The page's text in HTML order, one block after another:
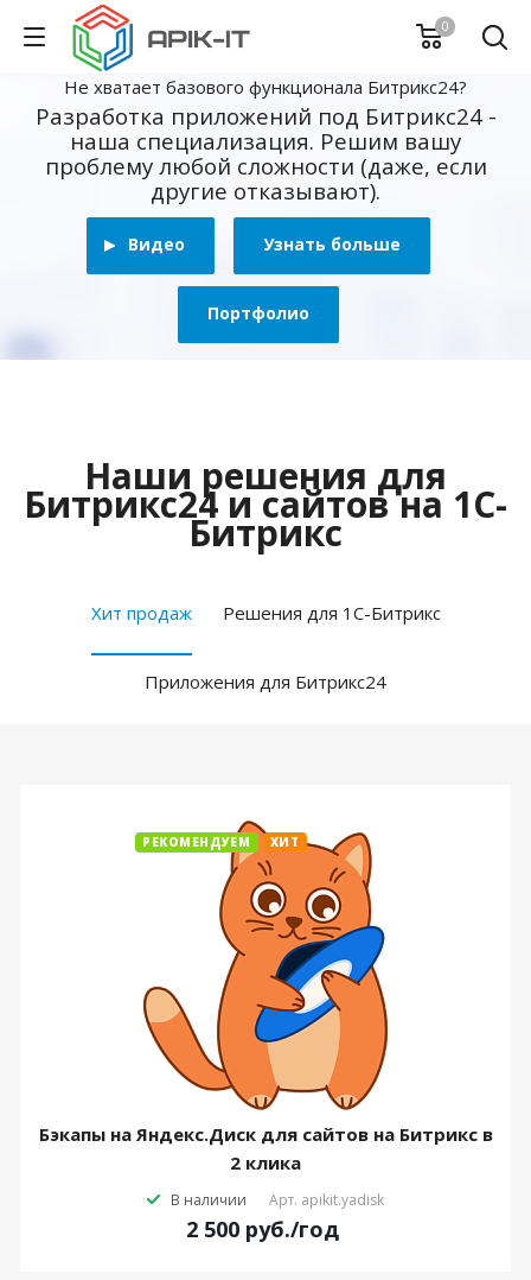
0
Не хватает базового функционала Битрикс24?
Разработка приложений под Битрикс24 -
наша специализация. Решим вашу
проблему любой сложности (даже, если
другие отказывают).
Видео Узнать больше
Портфолио
Наши решения для
Битрикс24 и сайтов на 1С-
Битрикс
Хит продаж Решения для 1С-Битрикс
Приложения для Битрикс24
РЕКОМЕНДУЕМ ХИТ
Бэкапы на Яндекс.Диск для сайтов на Битрикс в
2 клика
В наличии Арт. apikit.yadisk
2 500 руб./год